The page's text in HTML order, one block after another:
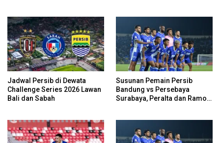
Jadwal Persib di Dewata
Challenge Series 2026 Lawan
Bali dan Sabah
Susunan Pemain Persib
Bandung vs Persebaya
Surabaya, Peralta dan Ramon